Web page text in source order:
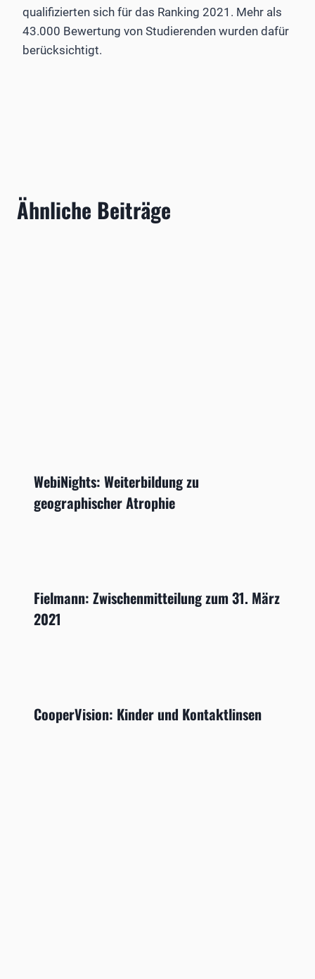
qualifizierten sich für das Ranking 2021. Mehr als
43.000 Bewertung von Studierenden wurden dafür
berücksichtigt.
Ähnliche Beiträge
WebiNights: Weiterbildung zu
geographischer Atrophie
Fielmann: Zwischenmitteilung zum 31. März
2021
CooperVision: Kinder und Kontaktlinsen